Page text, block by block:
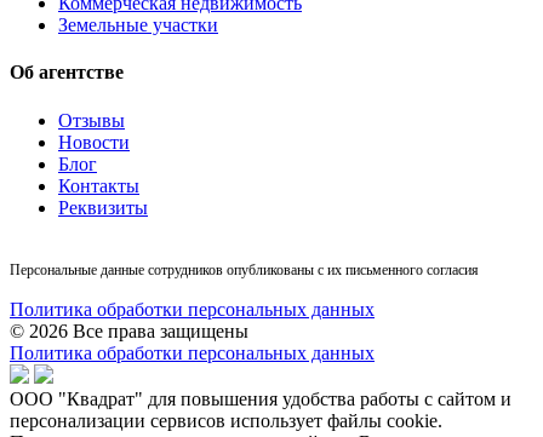
Земельные участки
Об агентстве
Отзывы
Новости
Блог
Контакты
Реквизиты
Персональные данные сотрудников опубликованы с их письменного согласия
Политика обработки персональных данных
© 2026 Все права защищены
Политика обработки персональных данных
ООО "Квадрат" для повышения удобства работы с сайтом и
персонализации сервисов использует файлы cookie.